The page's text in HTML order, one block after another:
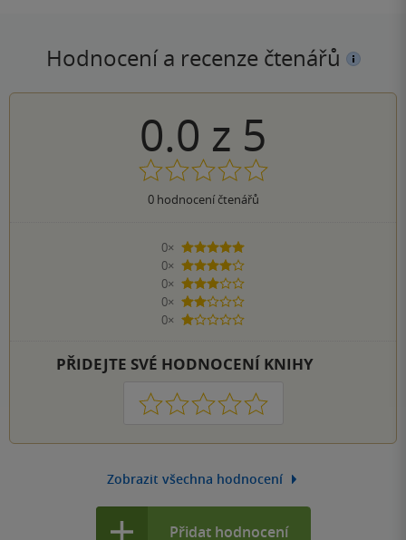
Hodnocení a recenze čtenářů
0.0 z 5
0hodnocení čtenářů
0×
5 hvězdiček
0×
4 hvězdičky
0×
3 hvězdičky
0×
2 hvězdičky
0×
1 hvezdička
PŘIDEJTE SVÉ HODNOCENÍ KNIHY
1 2 3 4 5
Zobrazit všechna hodnocení
Přidat hodnocení